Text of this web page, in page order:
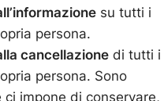
su tutti i
persona.
cancellazione di tutti i
persona. Sono
impone di conservare,